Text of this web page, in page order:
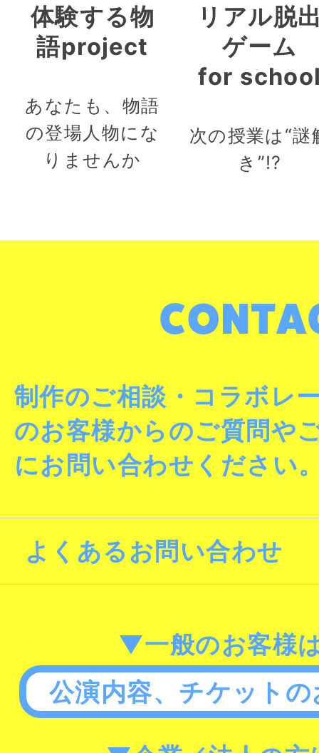
体験する物
語project
あなたも、物語
の登場人物にな
りませんか
リアル脱
ゲーム
for
次の授業は“謎
き”!?
制作のご相談・コラボレ
のお客様からのご質問や
にお問い合わせください
よくあるお問い合わせ
▼一般のお客様
公演内容、チケット